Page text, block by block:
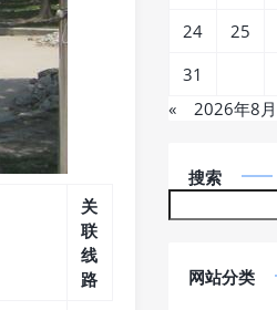
关
联
线
路
« 2026年8月
24
25
31
搜索
网站分类